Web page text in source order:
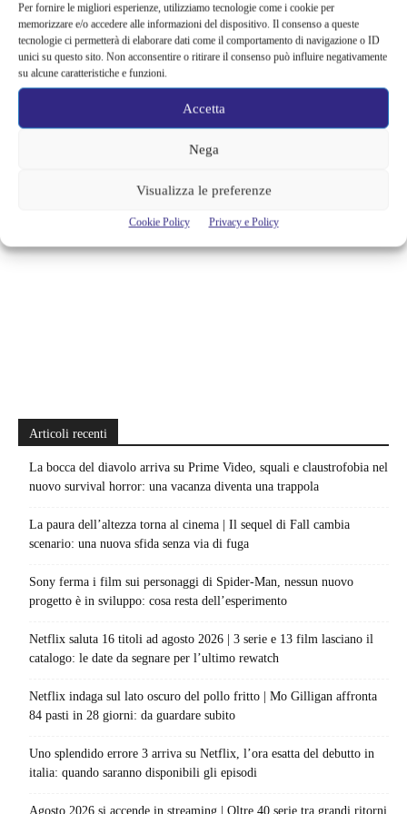
Per fornire le migliori esperienze, utilizziamo tecnologie come i cookie per
memorizzare e/o accedere alle informazioni del dispositivo. Il consenso a queste
tecnologie ci permetterà di elaborare dati come il comportamento di navigazione o ID
unici su questo sito. Non acconsentire o ritirare il consenso può influire negativamente
su alcune caratteristiche e funzioni.
Accetta
Nega
Visualizza le preferenze
Cookie Policy Privacy e Policy
Secondo alcuni testi latini, il primo imperatore morì "apud Nolam": di
qui l'ipotesi degli archeologi che scavano da 14 anni l'edificio ai piedi
del Vesuvio Colonne di marmo nero provenienti dall'Africa, un affresco
policromo che riproduce divinità marine, il pavimento a mosaico con
romana di Starza della Regina, vicino...
Articoli recenti
La bocca del diavolo arriva su Prime Video, squali e claustrofobia nel
nuovo survival horror: una vacanza diventa una trappola
La paura dell’altezza torna al cinema | Il sequel di Fall cambia
scenario: una nuova sfida senza via di fuga
Sony ferma i film sui personaggi di Spider-Man, nessun nuovo
progetto è in sviluppo: cosa resta dell’esperimento
Netflix saluta 16 titoli ad agosto 2026 | 3 serie e 13 film lasciano il
catalogo: le date da segnare per l’ultimo rewatch
Netflix indaga sul lato oscuro del pollo fritto | Mo Gilligan affronta
84 pasti in 28 giorni: da guardare subito
Uno splendido errore 3 arriva su Netflix, l’ora esatta del debutto in
italia: quando saranno disponibili gli episodi
Agosto 2026 si accende in streaming | Oltre 40 serie tra grandi ritorni